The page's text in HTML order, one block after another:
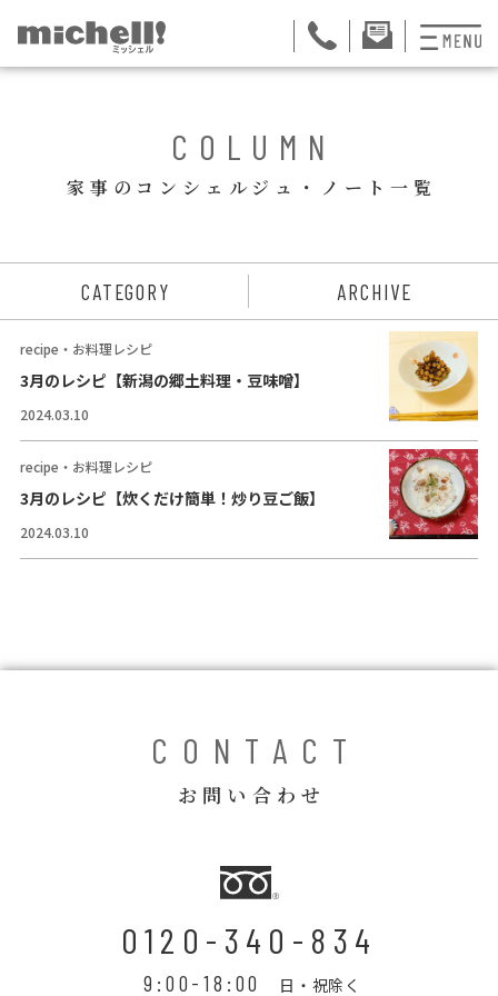
お掃除代行
おためしサービス
サービス一覧
ご契約者さま限定サ
会社紹介
ご案内
家事スタッフ募集
お問い合わせ
COLUMN
家事のコンシェルジュ・ノート一覧
CATEGORY ARCHIVE
recipe・お料理レシピ
3月のレシピ【新潟の郷土料理・豆味噌】
2024.03.10
recipe・お料理レシピ
3月のレシピ【炊くだけ簡単！炒り豆ご飯】
2024.03.10
CONTACT
お問い合わせ
0120-340-834
9:00-18:00 日・祝除く